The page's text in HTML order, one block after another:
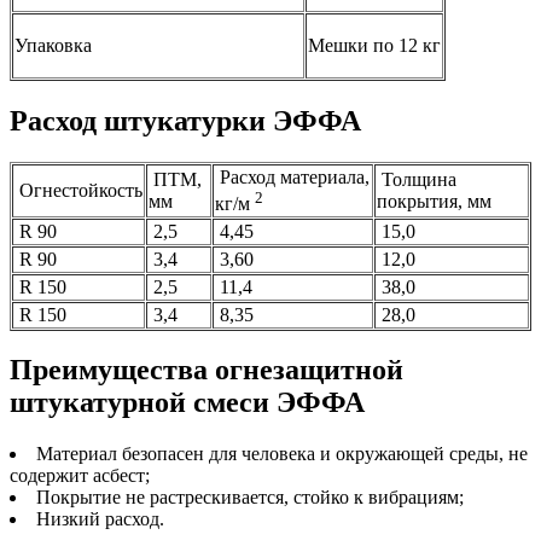
Упаковка Мешки по 12 кг
Расход штукатурки ЭФФА
Огнестойкость
ПТМ,
мм
Расход материала,
кг/м 2
Толщина
покрытия, мм
R 90
2,5 4,45
15,0
R 90
3,4 3,60
12,0
R 150
2,5 11,4
38,0
R 150
3,4 8,35 28,0
Преимущества огнезащитной
штукатурной смеси ЭФФА
Материал безопасен для человека и окружающей среды, не
содержит асбест;
Покрытие не растрескивается, стойко к вибрациям;
Низкий расход.